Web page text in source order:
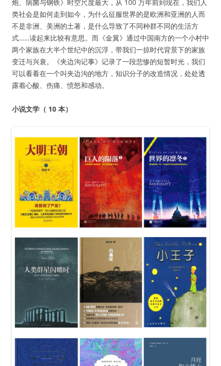
炮、病菌与钢铁》时空尺度最大，从 100 万年前到现在，我们人
类社会是如何走到如今，为什么征服世界的是欧洲和亚洲的人而
不是非洲、美洲的土著，是什么导致了不同种群不同的生活方
式……读起来比较有意思。而《金翼》通过中国南方的一个小村中
两个家族在大半个世纪中的沉浮，带我们一掠时代背景下的家族
变迁与兴衰。《夹边沟记事》记录了一段悲惨的短暂时光，我们
可以看看在一个叫夹边沟的地方，知识分子的改造情况，处处透
露着心酸、伤痛、愤怒和感动。
小说文学 （ 10 本）